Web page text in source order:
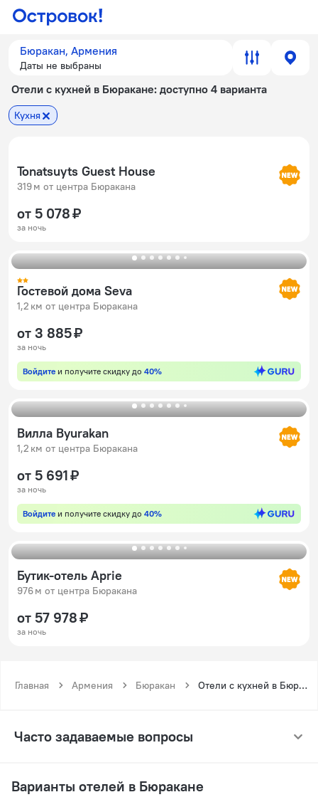
Бюракан, Армения
Даты не выбраны
Отели с кухней в Бюракане: доступно 4 варианта
Кухня
Tonatsuyts Guest House
319 м от центра Бюракана
от 5 078 ₽
за ночь
Гостевой дома Seva
1,2 км от центра Бюракана
от 3 885 ₽
за ночь
Войдите и получите скидку до 40%
Вилла Byurakan
1,2 км от центра Бюракана
от 5 691 ₽
за ночь
Войдите и получите скидку до 40%
Бутик-отель Aprie
976 м от центра Бюракана
от 57 978 ₽
за ночь
Главная Армения Бюракан Отели с кухней в Бюракане
Часто задаваемые вопросы
Варианты отелей в Бюракане